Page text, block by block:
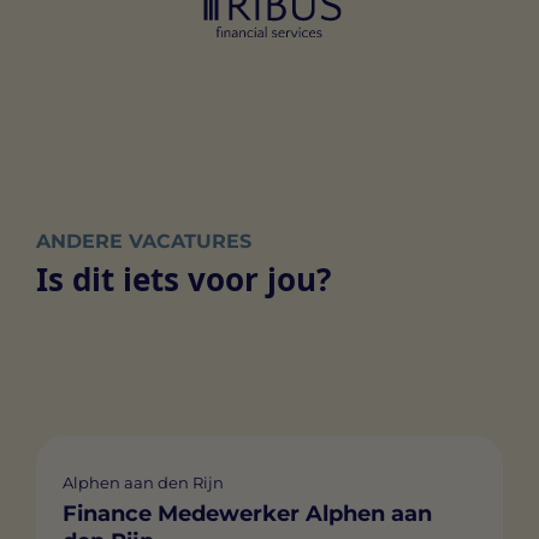
ANDERE VACATURES
Is dit iets voor jou?
Alphen aan den Rijn
Finance Medewerker Alphen aan